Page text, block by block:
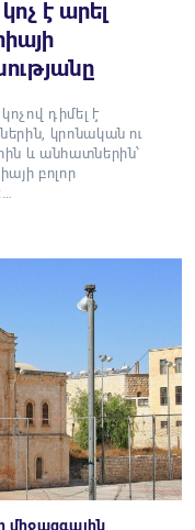
է արել
դիմել է
կրոնական ու
և անհատներին՝
բոլոր
միջազգային